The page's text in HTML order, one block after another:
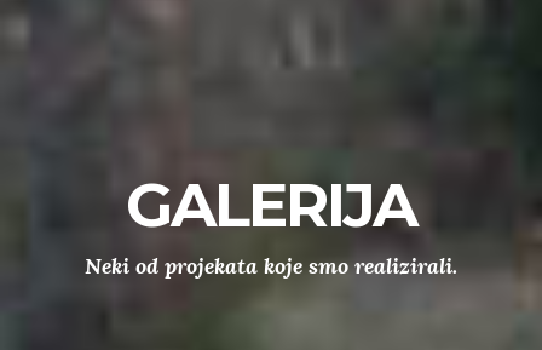
GALERIJA
Neki od projekata koje smo realizirali.